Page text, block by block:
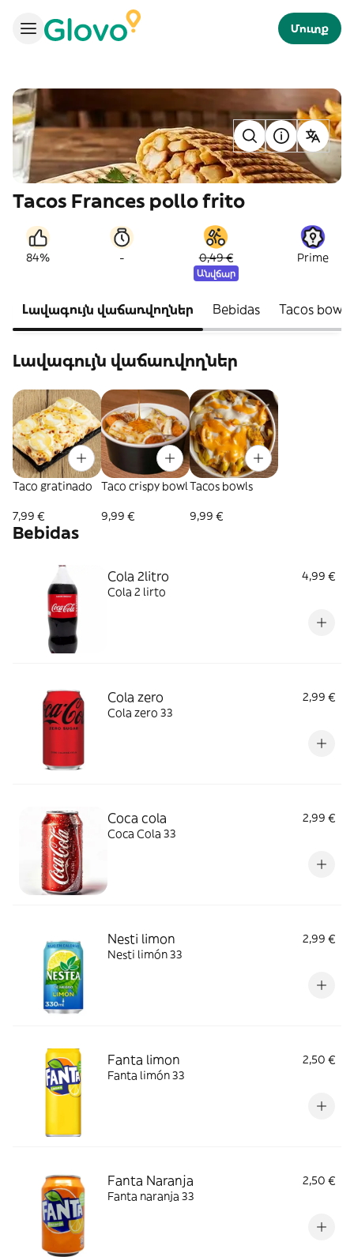
Մուտք
Tacos Frances pollo frito
84% - 0,49 €
Անվճար
Prime
Լավագույն վաճառվողներ Bebidas Tacos bowl
Լավագույն վաճառվողներ
Taco gratinado
7,99 €
Taco crispy bowl
9,99 €
Tacos bowls
9,99 €
Bebidas
Cola 2litro
4,99 €
Cola 2 lirto
Cola zero
2,99 €
Cola zero 33
Coca cola
2,99 €
Coca Cola 33
Nesti limon
2,99 €
Nesti limón 33
Fanta limon
2,50 €
Fanta limón 33
Fanta Naranja
2,50 €
Fanta naranja 33